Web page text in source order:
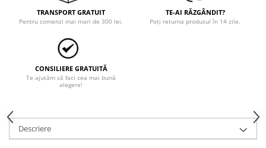
Pompe de suprafata
Pompe submersibile
Protecția capului
Căști
Protecția ochilor
Protecția respirației
Protecția urechilor
TRANSPORT GRATUIT
Pentru comenzi mai mari de 300 lei.
TE-AI RĂZGÂNDIT?
Poți returna produsul în 14 zile.
CONSILIERE GRATUITĂ
Te ajutăm să faci cea mai bună
alegere!
Descriere